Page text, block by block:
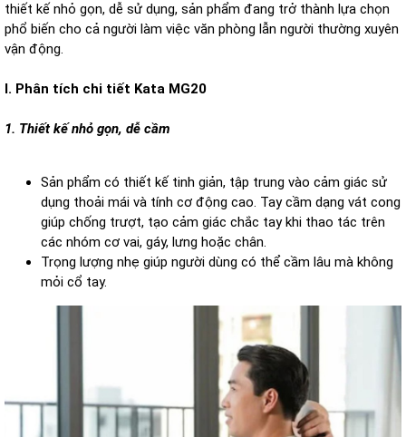
thiết kế nhỏ gọn, dễ sử dụng, sản phẩm đang trở thành lựa chọn
phổ biến cho cả người làm việc văn phòng lẫn người thường xuyên
vận động.
I. Phân tích chi tiết Kata MG20
1. Thiết kế nhỏ gọn, dễ cầm
Sản phẩm có thiết kế tinh giản, tập trung vào cảm giác sử
dụng thoải mái và tính cơ động cao. Tay cầm dạng vát cong
giúp chống trượt, tạo cảm giác chắc tay khi thao tác trên
các nhóm cơ vai, gáy, lưng hoặc chân.
Trọng lượng nhẹ giúp người dùng có thể cầm lâu mà không
mỏi cổ tay.